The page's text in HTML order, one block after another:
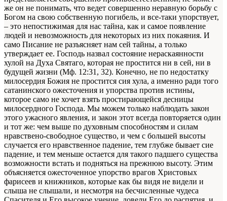
же он не понимать, что ведет совершенно неравную борьбу с
Богом на свою собственную погибель, и все-таки упорствует,
– это непостижимая для нас тайна, как и самое появление
людей и невозможность для некоторых из них покаяния. И
само Писание не разъясняет нам сей тайны, а только
утверждает ее. Господь назвал состояние нераскаянности
хулой на Духа Святаго, которая не простится ни в сей, ни в
будущей жизни (Мф. 12:31, 32). Конечно, не по недостатку
милосердия Божия не простится сия хула, а именно ради того
сатанинского ожесточения и упорства против истины,
которое само не хочет взять простирающейся десницы
милосердного Господа. Мы можем только наблюдать закон
этого ужасного явления, и закон этот всегда повторяется один
и тот же: чем выше по духовным способностям и силам
нравствено-свободное существо, и чем с большей высоты
случается его нравственное падение, тем глубже бывает сие
падение, и тем меньше остается для такого падшего существа
возможности встать и подняться на прежнюю высоту. Этим
объясняется ожесточенное упорство врагов Христовых
фарисеев и книжников, которые как бы видя не видели и
слыша не слышали, и несмотря на бесчисленные чудеса